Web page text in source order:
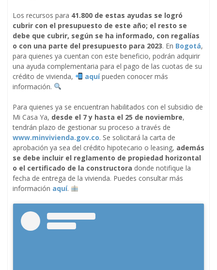
Los recursos para 41.800 de estas ayudas se logró
cubrir con el presupuesto de este año; el resto se
debe que cubrir, según se ha informado, con regalías
o con una parte del presupuesto para 2023. En Bogotá,
para quienes ya cuentan con este beneficio, podrán adquirir
una ayuda complementaria para el pago de las cuotas de su
crédito de vivienda,
aquípueden conocer más
información.
Para quienes ya se encuentran habilitados con el subsidio de
Mi Casa Ya, desde el 7 y hasta el 25 de noviembre,
tendrán plazo de gestionar su proceso a través de
www.minvivienda.gov.co. Se solicitará la carta de
aprobación ya sea del crédito hipotecario o leasing, además
se debe incluir el reglamento de propiedad horizontal
o el certificado de la constructora donde notifique la
fecha de entrega de la vivienda. Puedes consultar más
información aquí.